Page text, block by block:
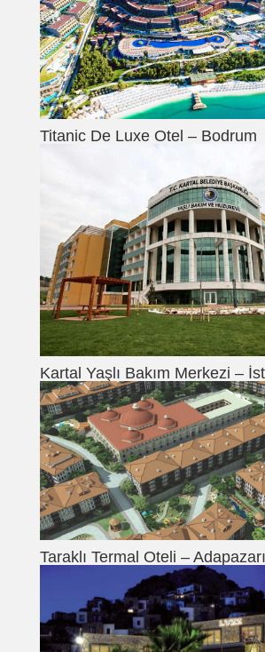
Titanic De Luxe Otel – Bodrum
Kartal Yaşlı Bakım Merkezi –
Taraklı Termal Oteli – Adapazarı